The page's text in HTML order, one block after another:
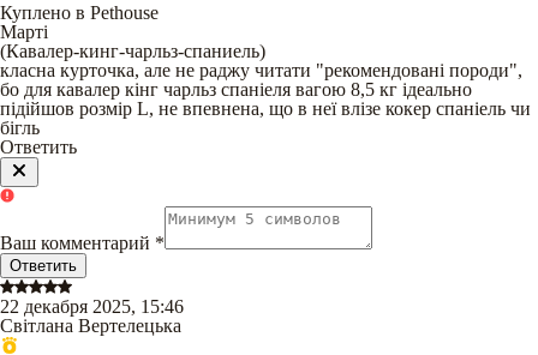
Куплено в Pethouse
Марті
(Кавалер-кинг-чарльз-спаниель)
класна курточка, але не раджу читати "рекомендовані породи",
бо для кавалер кінг чарльз спаніеля вагою 8,5 кг ідеально
підійшов розмір L, не впевнена, що в неї влізе кокер спаніель чи
бігль
Ответить
Ваш комментарий *
Ответить
22 декабря 2025, 15:46
Світлана Вертелецька